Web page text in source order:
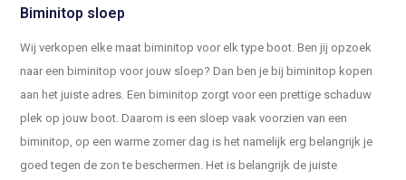
Biminitop sloep
Wij verkopen elke maat biminitop voor elk type boot. Ben jij opzoek
naar een biminitop voor jouw sloep? Dan ben je bij biminitop kopen
aan het juiste adres. Een biminitop zorgt voor een prettige schaduw
plek op jouw boot. Daarom is een sloep vaak voorzien van een
biminitop, op een warme zomer dag is het namelijk erg belangrijk je
goed tegen de zon te beschermen. Het is belangrijk de juiste